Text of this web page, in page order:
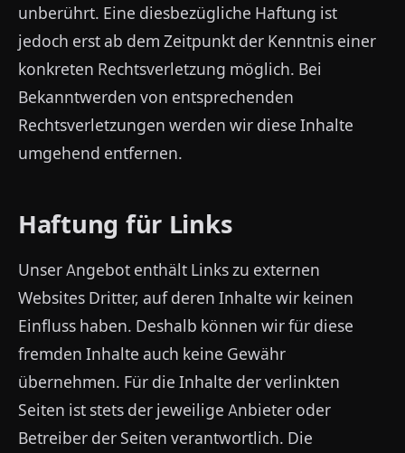
unberührt. Eine diesbezügliche Haftung ist
jedoch erst ab dem Zeitpunkt der Kenntnis einer
konkreten Rechtsverletzung möglich. Bei
Bekanntwerden von entsprechenden
Rechtsverletzungen werden wir diese Inhalte
umgehend entfernen.
Haftung für Links
Unser Angebot enthält Links zu externen
Websites Dritter, auf deren Inhalte wir keinen
Einfluss haben. Deshalb können wir für diese
fremden Inhalte auch keine Gewähr
übernehmen. Für die Inhalte der verlinkten
Seiten ist stets der jeweilige Anbieter oder
Betreiber der Seiten verantwortlich. Die